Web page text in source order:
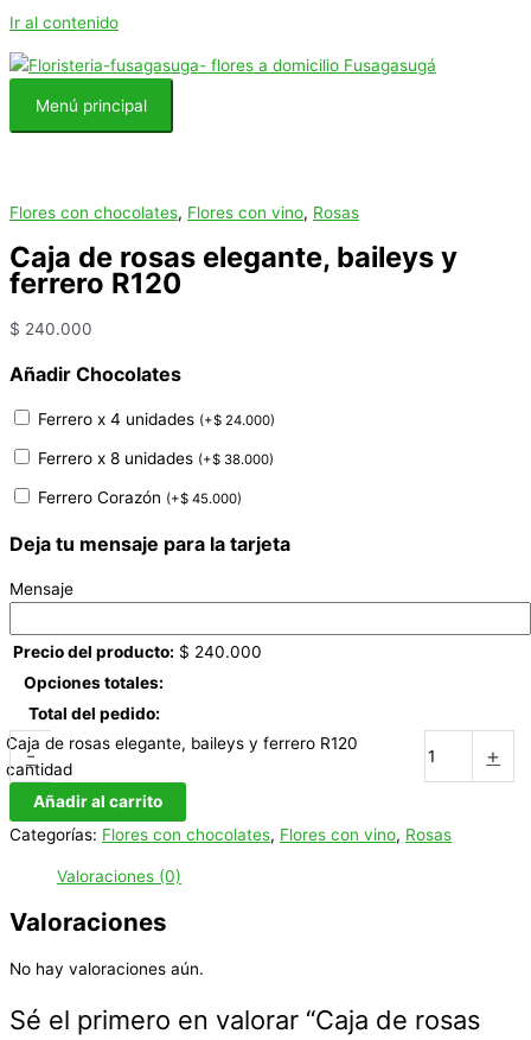
Ir al contenido
Menú principal
Flores con chocolates, Flores con vino, Rosas
Caja de rosas elegante, baileys y
ferrero R120
$ 240.000
Añadir Chocolates
Ferrero x 4 unidades (+$ 24.000)
Ferrero x 8 unidades (+$ 38.000)
Ferrero Corazón (+$ 45.000)
Deja tu mensaje para la tarjeta
Mensaje
Precio del producto: $ 240.000
Opciones totales:
Total del pedido:
-
Caja de rosas elegante, baileys y ferrero R120
cantidad
+
Añadir al carrito
Categorías: Flores con chocolates, Flores con vino, Rosas
Valoraciones (0)
Valoraciones
No hay valoraciones aún.
Sé el primero en valorar “Caja de rosas